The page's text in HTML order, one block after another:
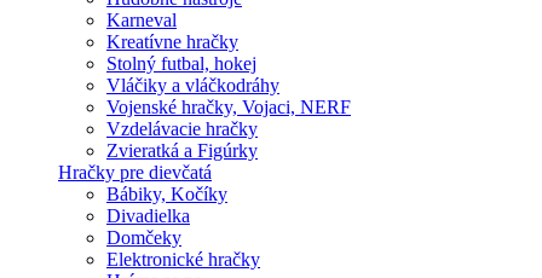
Karneval
Kreatívne hračky
Stolný futbal, hokej
Vláčiky a vláčkodráhy
Vojenské hračky, Vojaci, NERF
Vzdelávacie hračky
Zvieratká a Figúrky
Hračky pre dievčatá
Bábiky, Kočíky
Divadielka
Domčeky
Elektronické hračky